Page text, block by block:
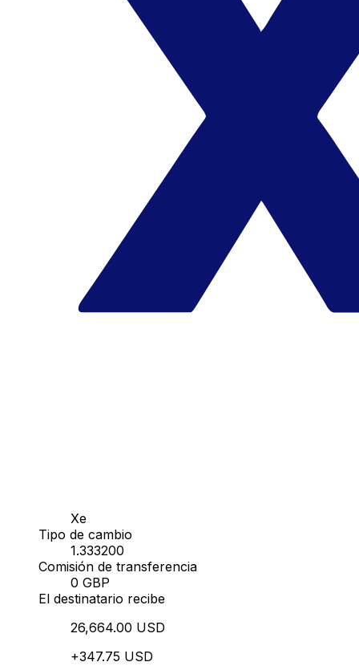
Xe
Tipo de cambio
1.333200
Comisión de transferencia
0 GBP
El destinatario recibe
26,664.00 USD
+347.75 USD